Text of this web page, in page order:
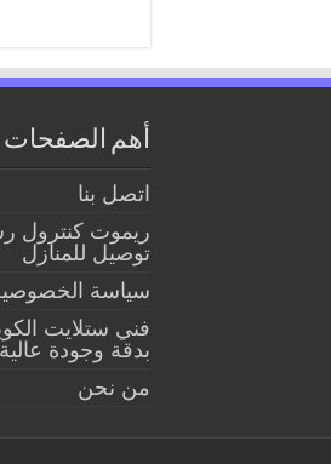
أهم الصفحات
اتصل بنا
ريموت كنترول
توصيل للمنازل
سياسة
فني ستلايت
بدقة وجودة عالية
من نحن